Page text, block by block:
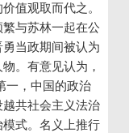
值观取而代之。
与苏林一起在公
当政期间被认为
。有意见认为，
一，中国的政治
共社会主义法治
式。名义上推行